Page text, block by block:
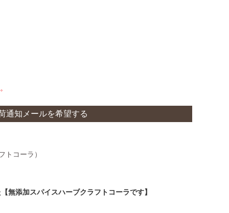
通知メールを希望する
トコーラ）
【無添加スパイスハーブクラフトコーラです】